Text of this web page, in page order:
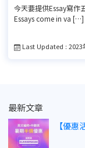
今天要提供Essay寫作
Essays come in va […]
Last Updated : 2023
最新文章
【優